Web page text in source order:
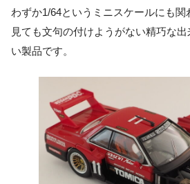
わずか1/64というミニスケールにも関
見ても文句の付けようがない精巧な
い製品です。